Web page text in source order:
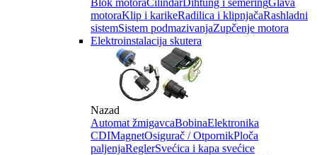
Blok motoraCilindarDihtung i semeringGlava
motoraKlip i karikeRadilica i klipnjačaRashladni
sistemSistem podmazivanjaZupčenje motora
Elektroinstalacija skutera
Nazad
Automat žmigavcaBobinaElektronika
CDIMagnetOsigurač / OtpornikPloča
paljenjaReglerSvećica i kapa svećice